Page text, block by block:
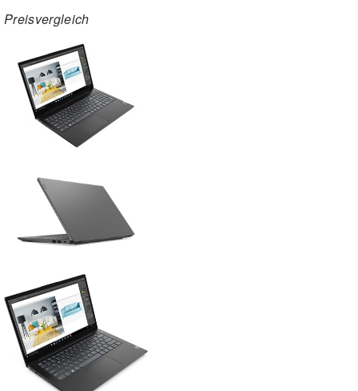
Preisvergleich